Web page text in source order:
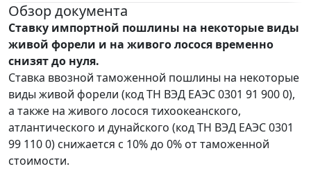
Обзор документа
Ставку импортной пошлины на некоторые виды
живой форели и на живого лосося временно
снизят до нуля.
Ставка ввозной таможенной пошлины на некоторые
виды живой форели (код ТН ВЭД ЕАЭС 0301 91 900 0),
а также на живого лосося тихоокеанского,
атлантического и дунайского (код ТН ВЭД ЕАЭС 0301
99 110 0) снижается с 10% до 0% от таможенной
стоимости.